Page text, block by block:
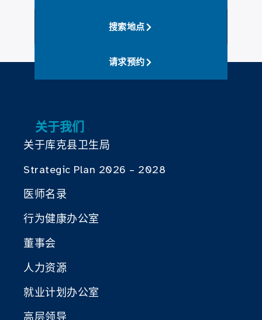
搜索地点
请求预约
关于我们
关于库克县卫生局
Strategic Plan 2026 – 2028
医师名录
行为健康办公室
董事会
人力资源
就业计划办公室
高层领导